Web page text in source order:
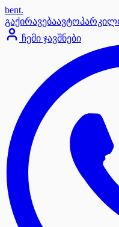
bent.
გაქირავებაავტოპარკი
ჩემი ჯავშნები